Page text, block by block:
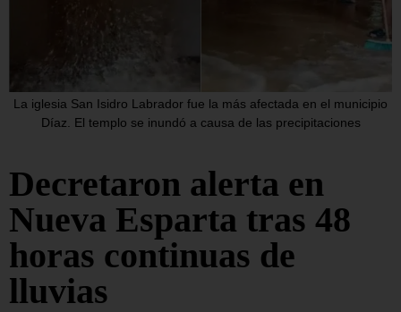
La iglesia San Isidro Labrador fue la más afectada en el municipio
Díaz. El templo se inundó a causa de las precipitaciones
Decretaron alerta en
Nueva Esparta tras 48
horas continuas de
lluvias